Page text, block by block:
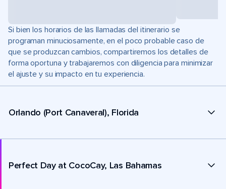
Si bien los horarios de las llamadas del itinerario se
programan minuciosamente, en el poco probable caso de
que se produzcan cambios, compartiremos los detalles de
forma oportuna y trabajaremos con diligencia para minimizar
el ajuste y su impacto en tu experiencia.
Orlando (Port Canaveral), Florida
Perfect Day at CocoCay, Las Bahamas